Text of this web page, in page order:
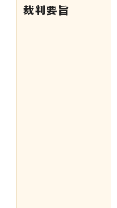
裁判要旨